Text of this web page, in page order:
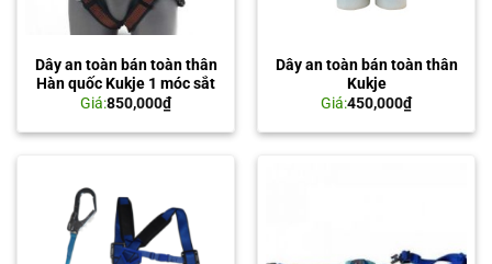
Dây an toàn bán toàn thân
Hàn quốc Kukje 1 móc sắt
Giá:850,000₫
Dây an toàn bán toàn thân
Kukje
Giá:450,000₫